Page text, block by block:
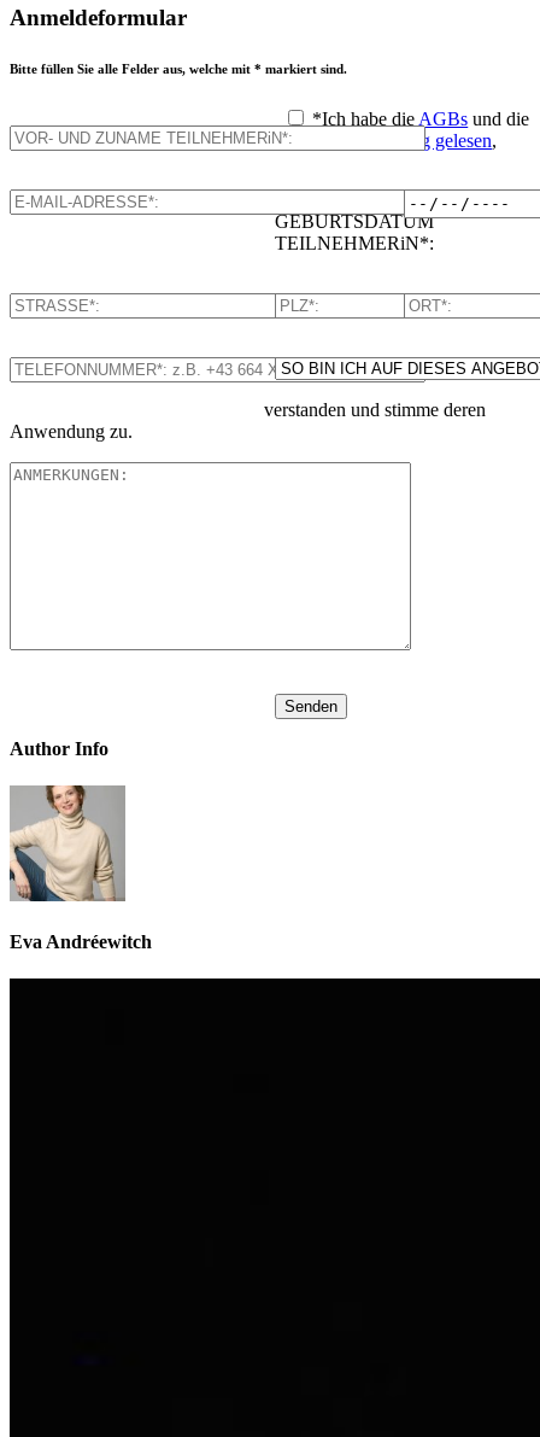
Anmeldeformular
Bitte füllen Sie alle Felder aus, welche mit * markiert sind.
GEBURTSDATUM
TEILNEHMERiN*:
*Ich habe die AGBs und die
Datenschutzerklärung gelesen,
verstanden und stimme deren
Anwendung zu.
Author Info
Eva Andréewitch